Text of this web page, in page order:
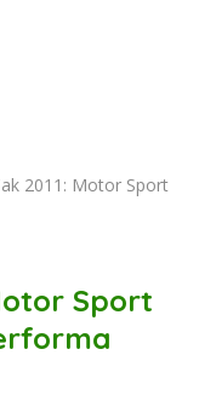
2011: Motor Sport
Sport